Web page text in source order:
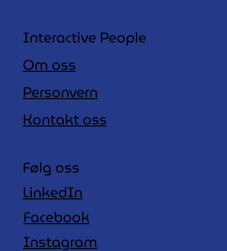
Interactive People
Om oss
Personvern
Kontakt oss
Følg oss
LinkedIn
Facebook
Instagram